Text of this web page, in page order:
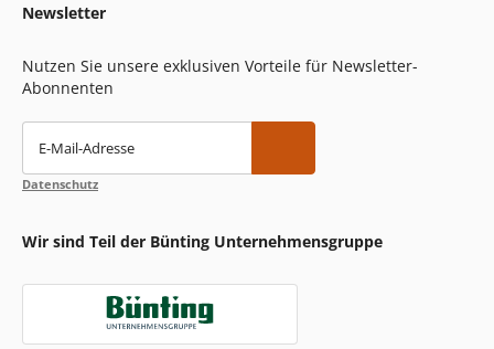
Newsletter
Nutzen Sie unsere exklusiven Vorteile für Newsletter-
Abonnenten
E-Mail-Adresse
Datenschutz
Wir sind Teil der Bünting Unternehmensgruppe